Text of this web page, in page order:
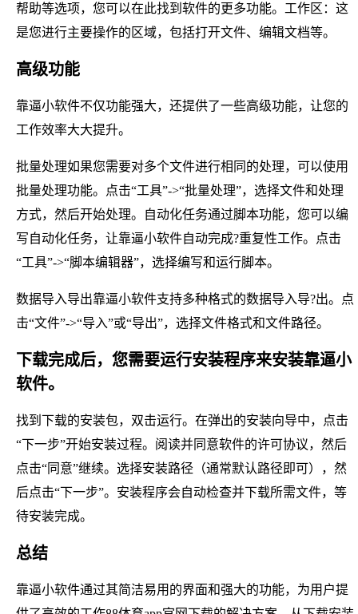
帮助等选项，您可以在此找到软件的更多功能。工作区：这
是您进行主要操作的区域，包括打开文件、编辑文档等。
高级功能
靠逼小软件不仅功能强大，还提供了一些高级功能，让您的
工作效率大大提升。
批量处理如果您需要对多个文件进行相同的处理，可以使用
批量处理功能。点击“工具”->“批量处理”，选择文件和处理
方式，然后开始处理。自动化任务通过脚本功能，您可以编
写自动化任务，让靠逼小软件自动完成?重复性工作。点击
“工具”->“脚本编辑器”，选择编写和运行脚本。
数据导入导出靠逼小软件支持多种格式的数据导入导?出。点
击“文件”->“导入”或“导出”，选择文件格式和文件路径。
下载完成后，您需要运行安装程序来安装靠逼小
软件。
找到下载的安装包，双击运行。在弹出的安装向导中，点击
“下一步”开始安装过程。阅读并同意软件的许可协议，然后
点击“同意”继续。选择安装路径（通常默认路径即可），然
后点击“下一步”。安装程序会自动检查并下载所需文件，等
待安装完成。
总结
靠逼小软件通过其简洁易用的界面和强大的功能，为用户提